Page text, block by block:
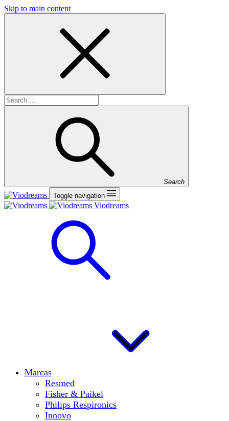
Skip to main content
Search
Toggle navigation
Viodreams
Marcas
Resmed
Fisher & Paikel
Philips Respironics
Innovo